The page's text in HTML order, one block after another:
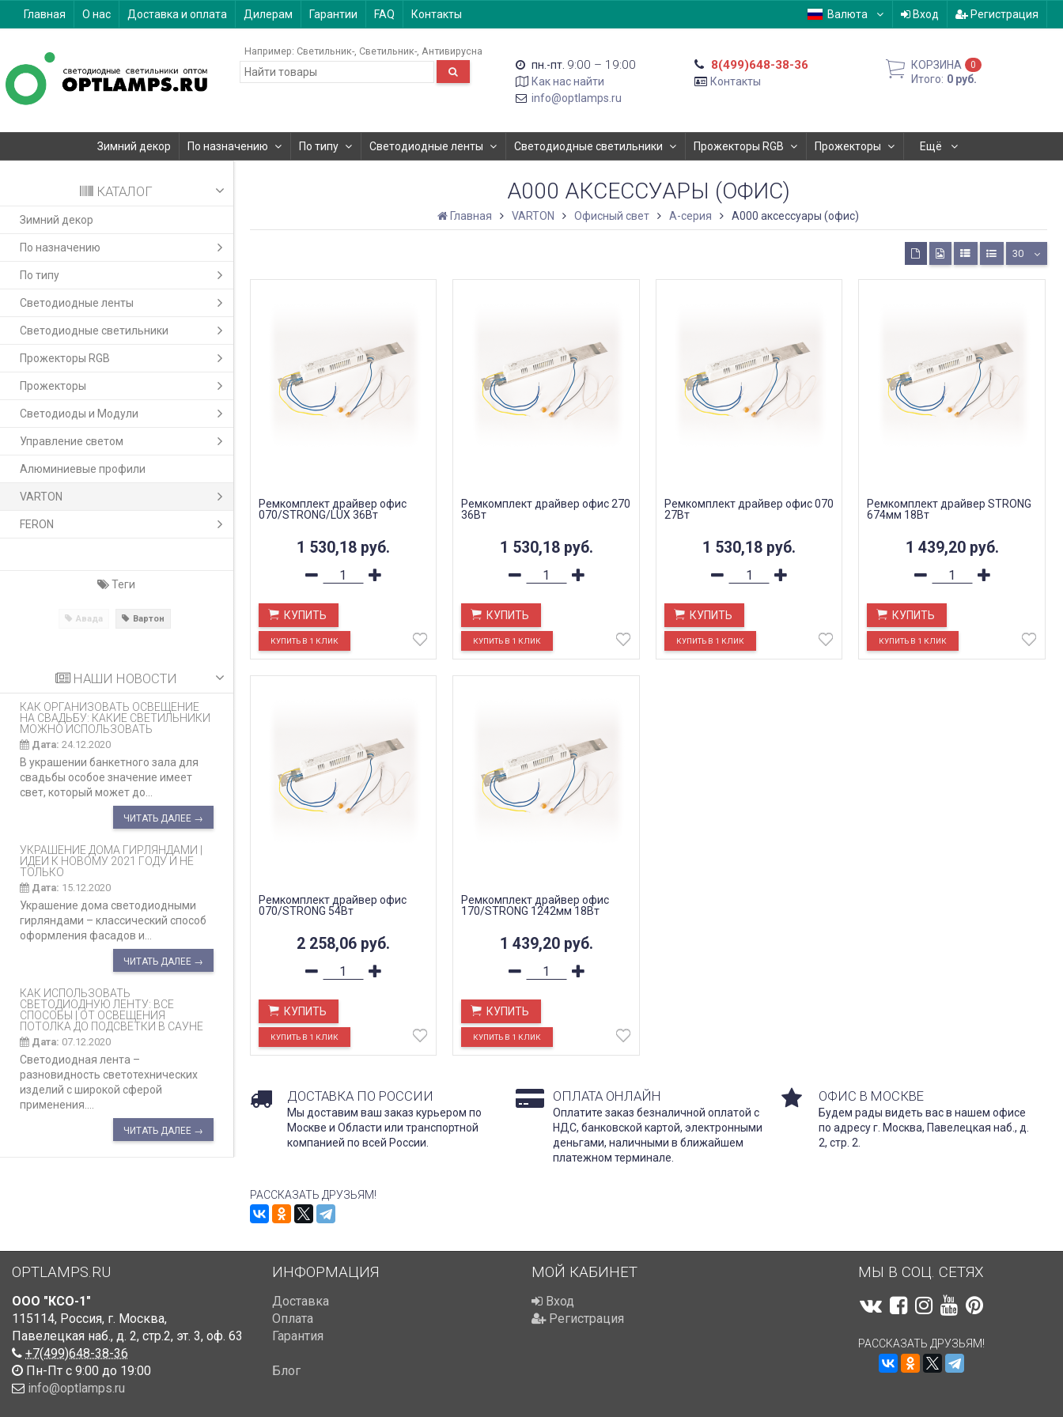
Главная О нас Доставка и оплата Дилерам Гарантии FAQ Контакты Валюта Вход Регистрация
Например: Светильник- Светильник- Антивирусна
пн.-пт. 9:00 – 19:00
Как нас найти
info@optlamps.ru
8(499)648-38-36
Контакты
КОРЗИНА 0
Итого: 0 руб.
Зимний декор По назначению По типу Светодиодные ленты Светодиодные светильники Прожекторы RGB Прожекторы Ещё
КАТАЛОГ
Зимний декор
По назначению
По типу
Светодиодные ленты
Светодиодные светильники
Прожекторы RGB
Прожекторы
Светодиоды и Модули
Управление светом
Алюминиевые профили
VARTON
FERON
Теги
Авада Вартон
НАШИ НОВОСТИ
КАК ОРГАНИЗОВАТЬ ОСВЕЩЕНИЕ
НА СВАДЬБУ: КАКИЕ СВЕТИЛЬНИКИ
МОЖНО ИСПОЛЬЗОВАТЬ
Дата: 24.12.2020
В украшении банкетного зала для
свадьбы особое значение имеет
свет, который может до...
ЧИТАТЬ ДАЛЕЕ →
УКРАШЕНИЕ ДОМА ГИРЛЯНДАМИ |
ИДЕИ К НОВОМУ 2021 ГОДУ И НЕ
ТОЛЬКО
Дата: 15.12.2020
Украшение дома светодиодными
гирляндами – классический способ
оформления фасадов и...
ЧИТАТЬ ДАЛЕЕ →
КАК ИСПОЛЬЗОВАТЬ
СВЕТОДИОДНУЮ ЛЕНТУ: ВСЕ
СПОСОБЫ | ОТ ОСВЕЩЕНИЯ
ПОТОЛКА ДО ПОДСВЕТКИ В САУНЕ
Дата: 07.12.2020
Светодиодная лента –
разновидность светотехнических
изделий с широкой сферой
применения....
ЧИТАТЬ ДАЛЕЕ →
А000 АКСЕССУАРЫ (ОФИС)
Главная VARTON Офисный свет A-серия А000 аксессуары (офис)
30
Ремкомплект драйвер офис
070/STRONG/LUX 36Вт
1 530,18 руб.
КУПИТЬ
Ремкомплект драйвер офис 270
36Вт
1 530,18 руб.
КУПИТЬ
Ремкомплект драйвер офис 070
27Вт
1 530,18 руб.
КУПИТЬ
Ремкомплект драйвер STRONG
674мм 18Вт
1 439,20 руб.
КУПИТЬ
Ремкомплект драйвер офис
070/STRONG 54Вт
2 258,06 руб.
КУПИТЬ
Ремкомплект драйвер офис
170/STRONG 1242мм 18Вт
1 439,20 руб.
КУПИТЬ
ДОСТАВКА ПО РОССИИ
Мы доставим ваш заказ курьером по
Москве и Области или транспортной
компанией по всей России.
ОПЛАТА ОНЛАЙН
Оплатите заказ безналичной оплатой с
НДС, банковской картой, электронными
деньгами, наличными в ближайшем
платежном терминале.
ОФИС В МОСКВЕ
Будем рады видеть вас в нашем офисе
по адресу г. Москва, Павелецкая наб., д.
2, стр. 2.
РАССКАЗАТЬ ДРУЗЬЯМ!
OPTLAMPS.RU
ООО "КСО-1"
115114, Россия, г. Москва,
Павелецкая наб., д. 2, стр.2, эт. 3, оф. 63
+7(499)648-38-36
Пн-Пт с 9:00 до 19:00
info@optlamps.ru
ИНФОРМАЦИЯ
Доставка
Оплата
Гарантия
Блог
МОЙ КАБИНЕТ
Вход
Регистрация
МЫ В СОЦ. СЕТЯХ
РАССКАЗАТЬ ДРУЗЬЯМ!